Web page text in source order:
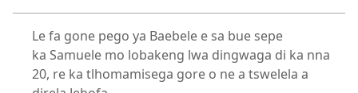
Le fa gone pego ya Baebele e sa bue sepe
ka Samuele mo lobakeng lwa dingwaga di ka nna
20, re ka tlhomamisega gore o ne a tswelela a